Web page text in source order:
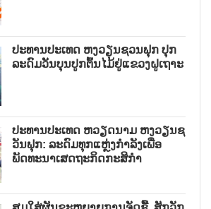
ປະທານປະເທດ ຫງວຽນຊວນຟຸກ ປຸກ
ລະດົມວັນບຸນປູກຕົ້ນໄມ້ຢູ່ແຂວງຝູເຖາະ
ປະທານປະເທດ ຫວຽດນາມ ຫງວຽນຊ
ວັນຟຸກ: ລະດົມທຸກແຫຼ່ງກຳລັງເພື່ອ
ພັດທະນາເສດຖະກິດກະສິກຳ